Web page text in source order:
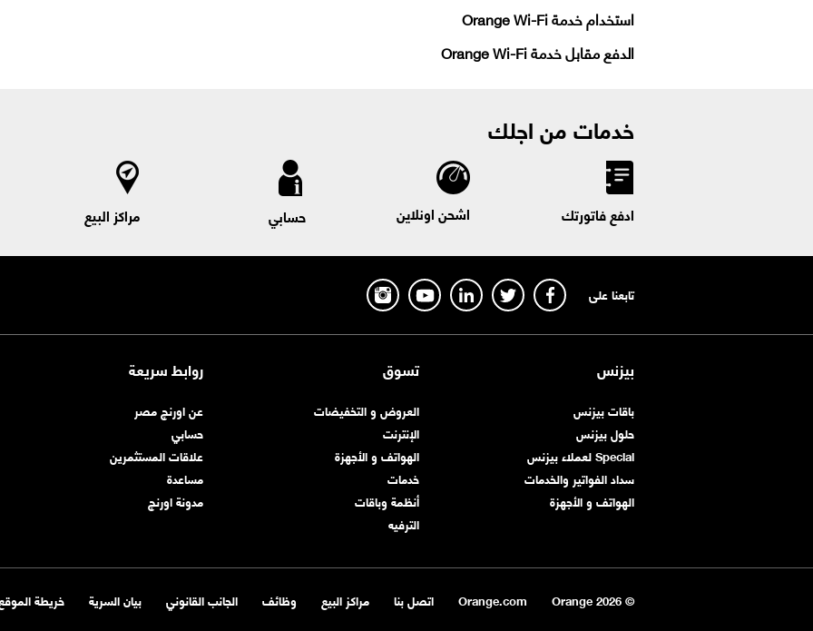
استخدام خدمة Orange Wi-Fi
الدفع مقابل خدمة Orange Wi-Fi
خدمات من اجلك
ادفع فاتورتك اشحن اونلاين حسابي مراكز البيع
تابعنا على
بيزنس
باقات بيزنس
حلول بيزنس
Special لعملاء بيزنس
سداد الفواتير والخدمات
الهواتف و الأجهزة
تسوق
العروض و التخفيضات
الإنترنت
الهواتف و الأجهزة
خدمات
أنظمة وباقات
الترفيه
روابط سريعة
عن اورنچ مصر
حسابي
علاقات المستثمرين
مساعدة
مدونة اورنچ
© Orange
2026
Orange.com اتصل بنا مراكز البيع وظائف الجانب القانوني بيان السرية خريطة